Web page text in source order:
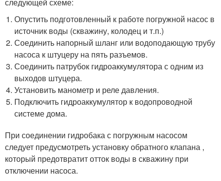
Опустить подготовленный к работе погружной насос в
источник воды (скважину, колодец и т.п.)
Соединить напорный шланг или водоподающую трубу
насоса к штуцеру на пять разъемов.
Соединить патрубок гидроаккумулятора с одним из
выходов штуцера.
Установить манометр и реле давления.
Подключить гидроаккумулятор к водопроводной
системе дома.
При соединении гидробака с погружным насосом
следует предусмотреть установку обратного клапана ,
который предотвратит отток воды в скважину при
отключении насоса.